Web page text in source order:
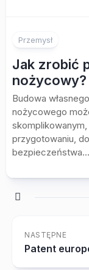
Przemysł
Jak zrobić
nożycowy?
Budowa
nożycowego
przygotowaniu,
bezpieczeństwa...
NASTĘPNE
Patent